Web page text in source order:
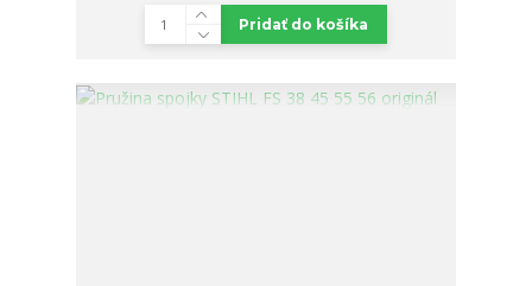
Pridať do košíka